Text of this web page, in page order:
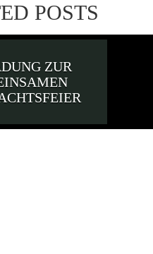
POSTS
ZUR